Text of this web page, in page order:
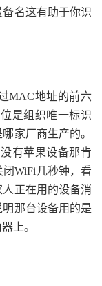
名这有助于你识
MAC地址的前六
是组织唯一标识
家厂商生产的。
有苹果设备那肯
WiFi几秒钟，看
正在用的设备消
那台设备用的是
上。